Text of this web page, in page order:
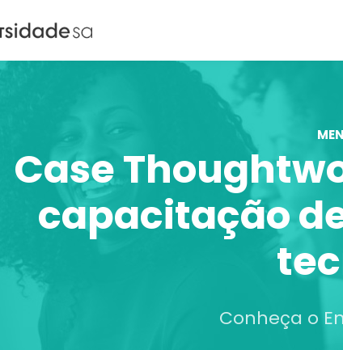
Case
capacitação
Conheça o